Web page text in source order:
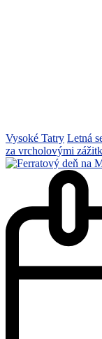
Vysoké Tatry Letná
za vrcholovými